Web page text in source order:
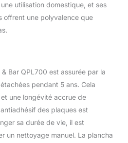
utilisation domestique, et ses
offrent une polyvalence que
Bar QPL700 est assurée par la
pendant 5 ans. Cela
une longévité accrue de
des plaques est
sa durée de vie, il est
un nettoyage manuel. La plancha